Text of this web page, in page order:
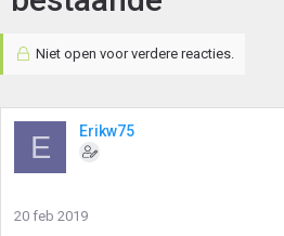
Niet open voor verdere reacties.
E Erikw75
20 feb 2019